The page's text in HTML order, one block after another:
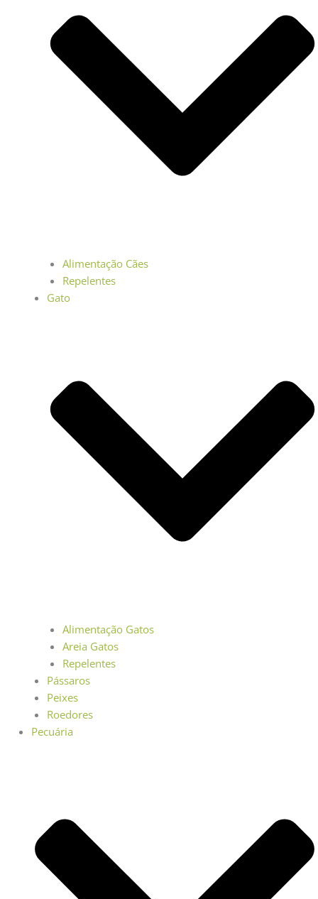
Alimentação Cães
Repelentes
Gato
Alimentação Gatos
Areia Gatos
Repelentes
Pássaros
Peixes
Roedores
Pecuária